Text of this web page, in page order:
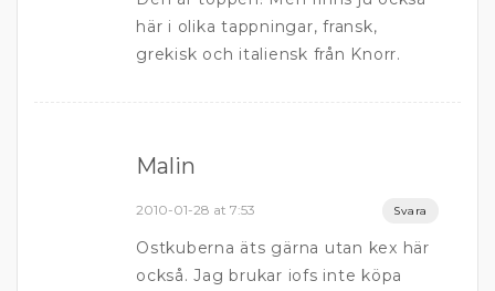
här i olika tappningar, fransk,
grekisk och italiensk från Knorr.
Malin
2010-01-28 at 7:53 Svara
Ostkuberna äts gärna utan kex här
också. Jag brukar iofs inte köpa